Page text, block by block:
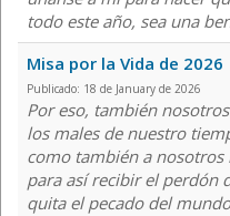
todo este año, sea una
Misa por la Vida de 2026
Publicado: 18 de January de 2026
Por eso, también
los males de nuestro
como también a
para así recibir el perdón
quita el pecado del